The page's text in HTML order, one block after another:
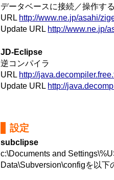
データベースに接続／操作す
URL http://www.ne.jp/asahi/
Update URL http://www.ne.jp/
JD-Eclipse
逆コンパイラ
URL http://
Update URL http://
設定
subclipse
c:\Documents and
Data\Subversion\configを以下